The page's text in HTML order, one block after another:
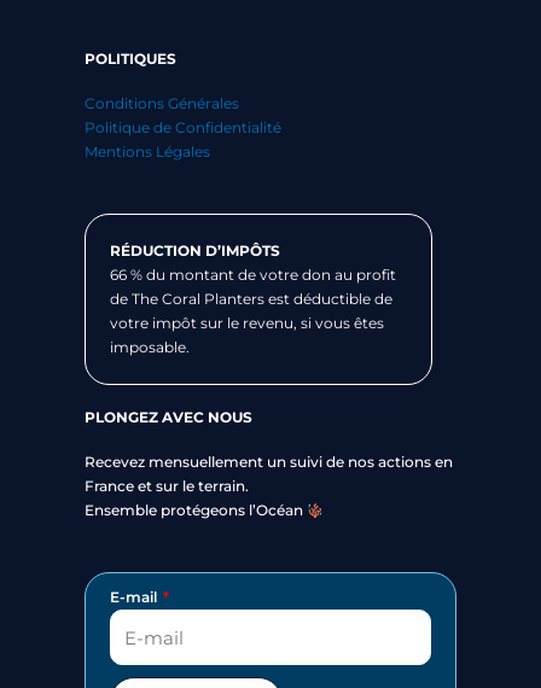
POLITIQUES
Conditions Générales
Politique de Confidentialité
Mentions Légales
RÉDUCTION D’IMPÔTS
66 % du montant de votre don au profit
de The Coral Planters est déductible de
votre impôt sur le revenu, si vous êtes
imposable.
PLONGEZ AVEC NOUS
Recevez mensuellement un suivi de nos actions en
France et sur le terrain.
Ensemble protégeons l’Océan
E-mail